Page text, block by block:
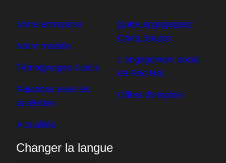
Notre entreprise
Notre modèle
Témoignages clients
Relations avec les
analystes
Actualités
Notre engagement
Open Source
L'engagement social
de Red Hat
Offres d'emplois
Changer la langue